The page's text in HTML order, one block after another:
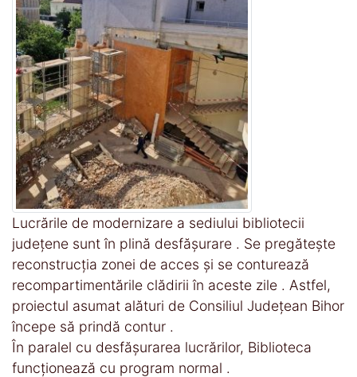
Lucrările de modernizare a sediului bibliotecii
județene sunt în plină desfășurare . Se pregătește
reconstrucția zonei de acces și se conturează
recompartimentările clădirii în aceste zile . Astfel,
proiectul asumat alături de Consiliul Judeţean Bihor
începe să prindă contur .
În paralel cu desfășurarea lucrărilor, Biblioteca
funcționează cu program normal .